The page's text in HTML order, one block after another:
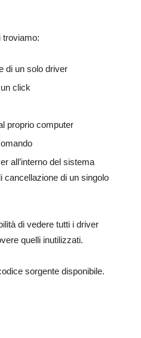
troviamo:
di un solo driver
click
proprio computer
all’interno del sistema
cancellazione di un singolo
di vedere tutti i driver
quelli inutilizzati.
sorgente disponibile.